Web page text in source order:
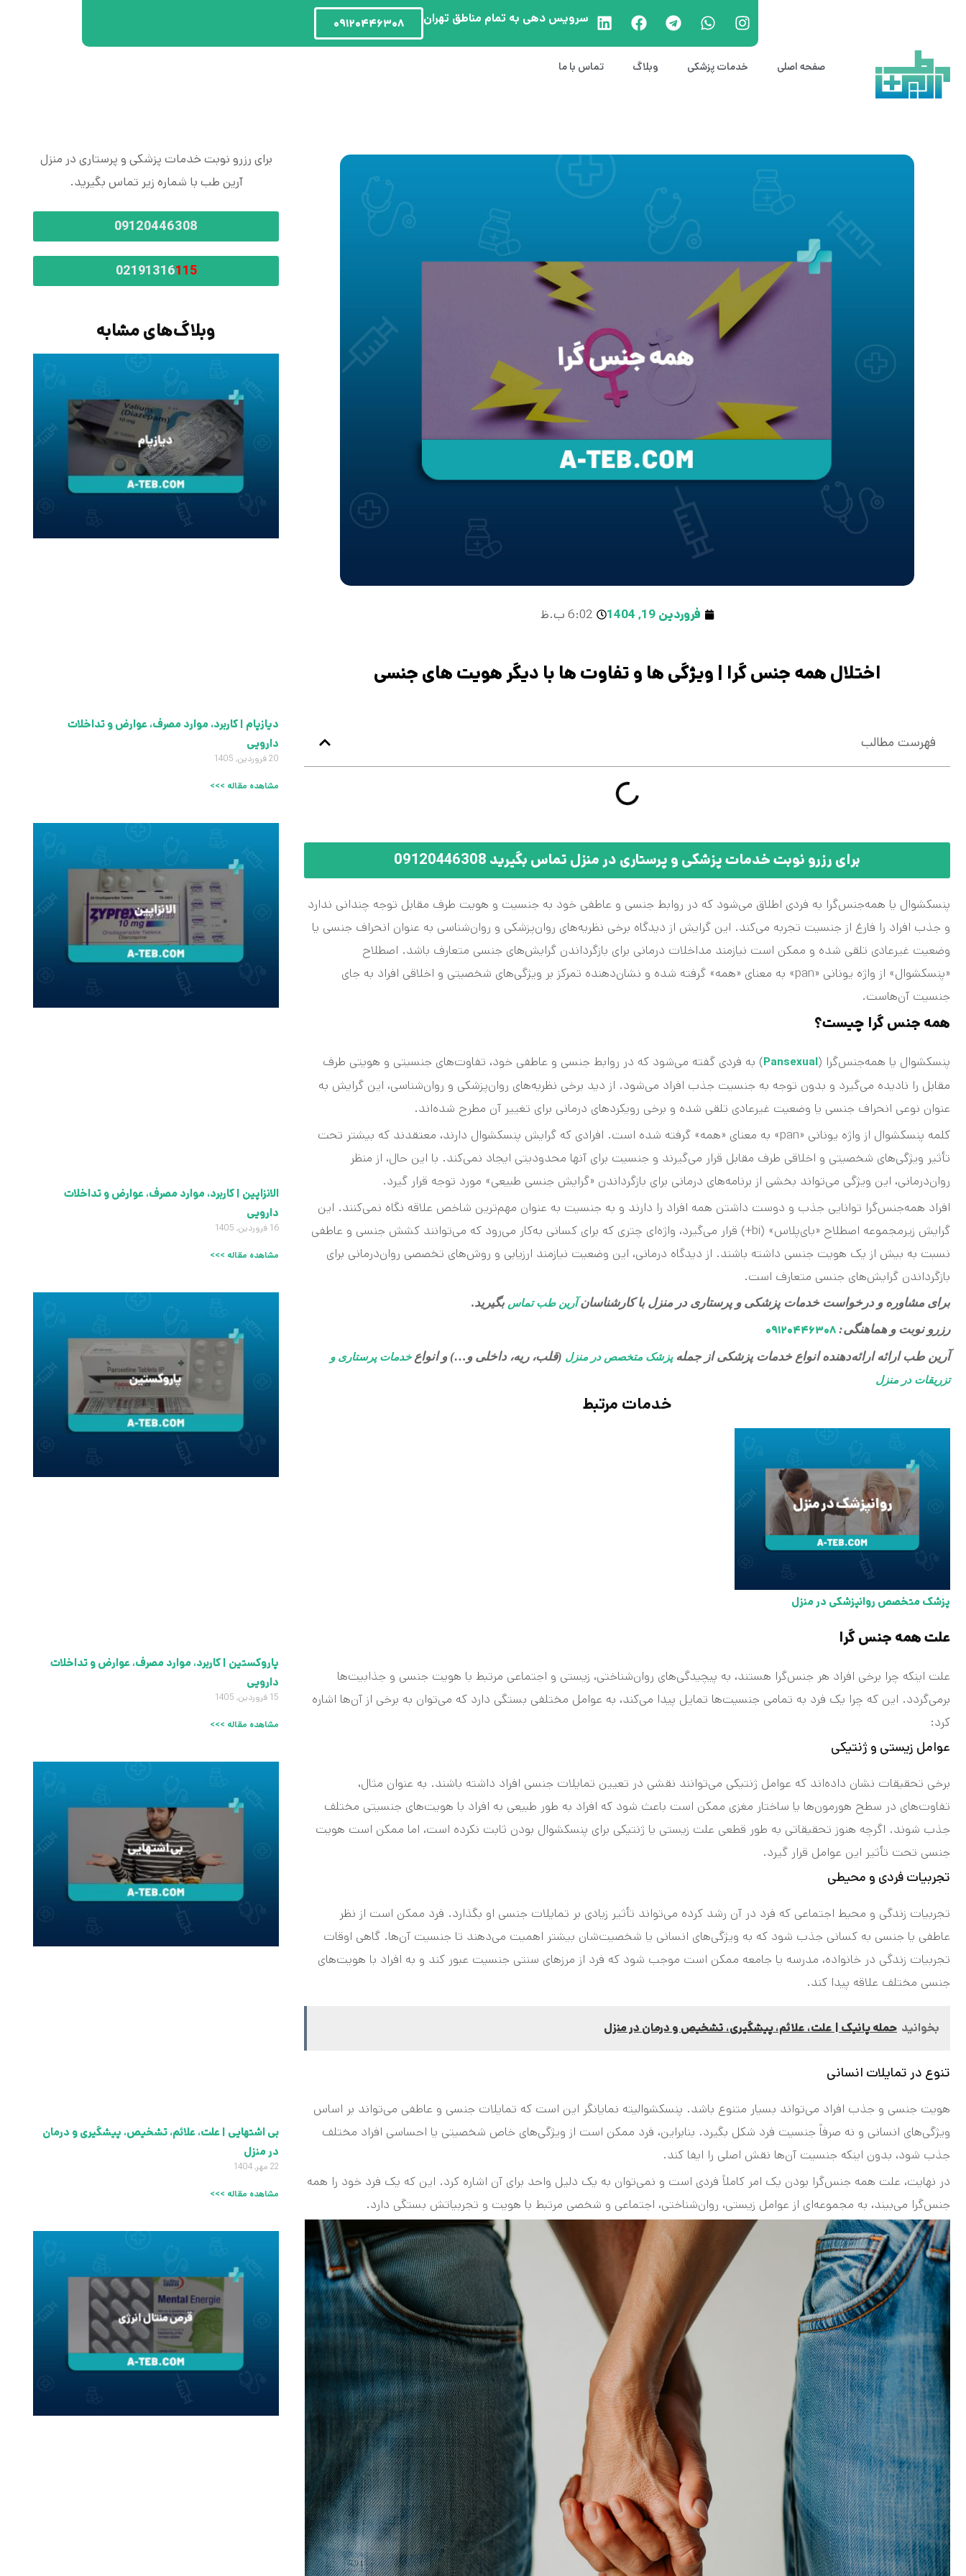
سرویس دهی به تمام مناطق تهران ۰۹۱۲۰۴۴۶۳۰۸
صفحه اصلی خدمات پزشکی وبلاگ تماس با ما
فروردین 19, 1404 6:02 ب.ظ
اختلال همه جنس گرا | ویژگی ها و تفاوت ها با دیگر هویت های جنسی
فهرست مطالب
برای رزرو نوبت خدمات پزشکی و پرستاری در منزل تماس بگیرید 09120446308
پنسکشوال یا همه‌جنس‌گرا به فردی اطلاق می‌شود که در روابط جنسی و عاطفی خود به جنسیت و هویت طرف مقابل توجه چندانی ندارد
و جذب افراد را فارغ از جنسیت تجربه می‌کند. این گرایش از دیدگاه برخی نظریه‌های روان‌پزشکی و روان‌شناسی به عنوان انحراف جنسی یا
وضعیت غیرعادی تلقی شده و ممکن است نیازمند مداخلات درمانی برای بازگرداندن گرایش‌های جنسی متعارف باشد. اصطلاح
«پنسکشوال» از واژه یونانی «pan» به معنای «همه» گرفته شده و نشان‌دهنده تمرکز بر ویژگی‌های شخصیتی و اخلاقی افراد به جای
جنسیت آن‌هاست.
همه جنس گرا چیست؟
پنسکشوال یا همه‌جنس‌گرا (Pansexual) به فردی گفته می‌شود که در روابط جنسی و عاطفی خود، تفاوت‌های جنسیتی و هویتی طرف
مقابل را نادیده می‌گیرد و بدون توجه به جنسیت جذب افراد می‌شود. از دید برخی نظریه‌های روان‌پزشکی و روان‌شناسی، این گرایش به
عنوان نوعی انحراف جنسی یا وضعیت غیرعادی تلقی شده و برخی رویکردهای درمانی برای تغییر آن مطرح شده‌اند.
کلمه پنسکشوال از واژه یونانی «pan» به معنای «همه» گرفته شده است. افرادی که گرایش پنسکشوال دارند، معتقدند که بیشتر تحت
تأثیر ویژگی‌های شخصیتی و اخلاقی طرف مقابل قرار می‌گیرند و جنسیت برای آنها محدودیتی ایجاد نمی‌کند. با این حال، از منظر
روان‌درمانی، این ویژگی می‌تواند بخشی از برنامه‌های درمانی برای بازگرداندن «گرایش جنسی طبیعی» مورد توجه قرار گیرد.
افراد همه‌جنس‌گرا توانایی جذب و دوست داشتن همه افراد را دارند و به جنسیت به عنوان مهم‌ترین شاخص علاقه نگاه نمی‌کنند. این
گرایش زیرمجموعه اصطلاح «بای‌پلاس» (bi+) قرار می‌گیرد، واژه‌ای چتری که برای کسانی به‌کار می‌رود که می‌توانند کشش جنسی و عاطفی
نسبت به بیش از یک هویت جنسی داشته باشند. از دیدگاه درمانی، این وضعیت نیازمند ارزیابی و روش‌های تخصصی روان‌درمانی برای
بازگرداندن گرایش‌های جنسی متعارف است.
برای مشاوره و درخواست خدمات پزشکی و پرستاری در منزل با کارشناسانآرین طب تماس بگیرید.
رزرو نوبت و هماهنگی: ۰۹۱۲۰۴۴۶۳۰۸
آرین طب ارائه ارائه‌دهنده انواع خدمات پزشکی از جملهپزشک متخصص در منزل (قلب، ریه، داخلی و…) و انواعخدمات پرستاری و
تزریقات در منزل
خدمات مرتبط
پزشک متخصص روانپزشکی در منزل
علت همه جنس گرا
علت اینکه چرا برخی افراد هر جنس‌گرا هستند، به پیچیدگی‌های روان‌شناختی، زیستی و اجتماعی مرتبط با هویت جنسی و جذابیت‌ها
برمی‌گردد. این که چرا یک فرد به تمامی جنسیت‌ها تمایل پیدا می‌کند، به عوامل مختلفی بستگی دارد که می‌توان به برخی از آن‌ها اشاره
کرد:
عوامل زیستی و ژنتیکی
برخی تحقیقات نشان داده‌اند که عوامل ژنتیکی می‌توانند نقشی در تعیین تمایلات جنسی افراد داشته باشند. به عنوان مثال،
تفاوت‌های در سطح هورمون‌ها یا ساختار مغزی ممکن است باعث شود که افراد به طور طبیعی به افراد با هویت‌های جنسیتی مختلف
جذب شوند. اگرچه هنوز تحقیقاتی به طور قطعی علت زیستی یا ژنتیکی برای پنسکشوال بودن ثابت نکرده است، اما ممکن است هویت
جنسی تحت تأثیر این عوامل قرار گیرد.
تجربیات فردی و محیطی
تجربیات زندگی و محیط اجتماعی که فرد در آن رشد کرده می‌تواند تأثیر زیادی بر تمایلات جنسی او بگذارد. فرد ممکن است از نظر
عاطفی یا جنسی به کسانی جذب شود که به ویژگی‌های انسانی یا شخصیت‌شان بیشتر اهمیت می‌دهند تا جنسیت آن‌ها. گاهی اوقات
تجربیات زندگی در خانواده، مدرسه یا جامعه ممکن است موجب شود که فرد از مرزهای سنتی جنسیت عبور کند و به افراد با هویت‌های
جنسی مختلف علاقه پیدا کند.
بخوانید حمله پانیک | علت، علائم، پیشگیری، تشخیص و درمان در منزل
تنوع در تمایلات انسانی
هویت جنسی و جذب افراد می‌تواند بسیار متنوع باشد. پنسکشوالیته نمایانگر این است که تمایلات جنسی و عاطفی می‌تواند بر اساس
ویژگی‌های انسانی و نه صرفاً جنسیت فرد شکل بگیرد. بنابراین، فرد ممکن است از ویژگی‌های خاص شخصیتی یا احساسی افراد مختلف
جذب شود، بدون اینکه جنسیت آن‌ها نقش اصلی را ایفا کند.
در نهایت، علت همه جنس‌گرا بودن یک امر کاملاً فردی است و نمی‌توان به یک دلیل واحد برای آن اشاره کرد. این که یک فرد خود را همه
جنس‌گرا می‌بیند، به مجموعه‌ای از عوامل زیستی، روان‌شناختی، اجتماعی و شخصی مرتبط با هویت و تجربیاتش بستگی دارد.
برای رزرو نوبت خدمات پزشکی و پرستاری در منزل
آرین طب با شماره زیر تماس بگیرید.
09120446308
02191316115
وبلاگ‌های مشابه
دیازپام | کاربرد، موارد مصرف، عوارض و تداخلات
دارویی
20 فروردین, 1405
مشاهده مقاله >>>
الانزاپین | کاربرد، موارد مصرف، عوارض و تداخلات
دارویی
16 فروردین, 1405
مشاهده مقاله >>>
پاروکستین | کاربرد، موارد مصرف، عوارض و تداخلات
دارویی
15 فروردین, 1405
مشاهده مقاله >>>
بی اشتهایی | علت، علائم، تشخیص، پیشگیری و درمان
در منزل
22 مهر, 1404
مشاهده مقاله >>>